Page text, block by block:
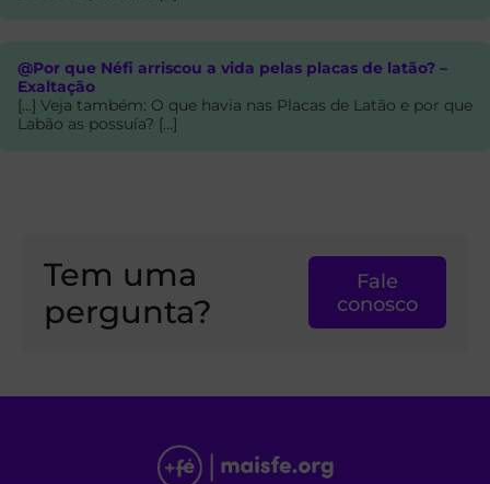
@Por que Néfi arriscou a vida pelas placas de latão? –
Exaltação
[…] Veja também: O que havia nas Placas de Latão e por que
Labão as possuía? […]
Tem uma
pergunta?
Fale
conosco